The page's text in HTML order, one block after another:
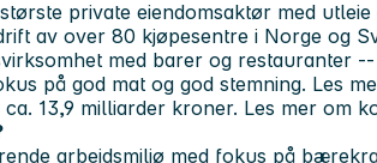
private eiendomsaktør med
av over 80 kjøpesentre i Norge og
med barer og restauranter
på god mat og god stemning. Les
13,9 milliarder kroner. Les mer om
arbeidsmiljø med fokus på